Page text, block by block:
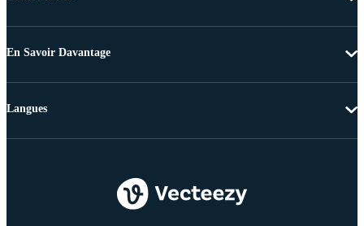
En Savoir Davantage
Langues